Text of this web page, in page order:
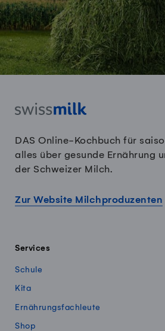
DAS Online-Kochbuch für
alles über gesunde Ernährung
der Schweizer Milch.
Zur Website Milchproduzenten
Services
Schule
Kita
Ernährungsfachleute
Shop